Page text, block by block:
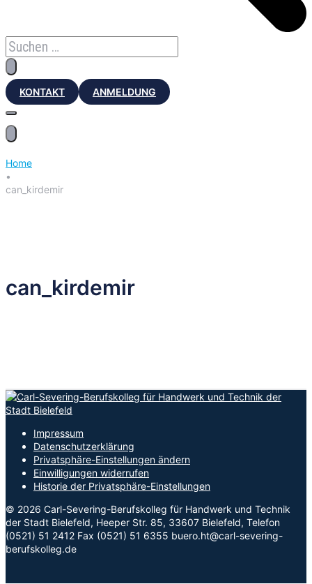
KONTAKT ANMELDUNG
Home
•
can_kirdemir
can_kirdemir
Impressum
Datenschutzerklärung
Privatsphäre-Einstellungen ändern
Einwilligungen widerrufen
Historie der Privatsphäre-Einstellungen
© 2026 Carl-Severing-Berufskolleg für Handwerk und Technik
der Stadt Bielefeld, Heeper Str. 85, 33607 Bielefeld, Telefon
(0521) 51 2412 Fax (0521) 51 6355 buero.ht@carl-severing-
berufskolleg.de